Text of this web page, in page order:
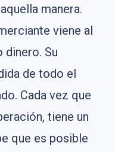
manera.
viene al
dinero. Su
de todo el
Cada vez que
tiene un
que es posible